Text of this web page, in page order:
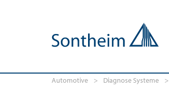
Automotive > Diagnose Systeme >